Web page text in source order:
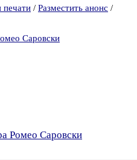
печати / Разместить анонс /
Саровски
Ромео Саровски